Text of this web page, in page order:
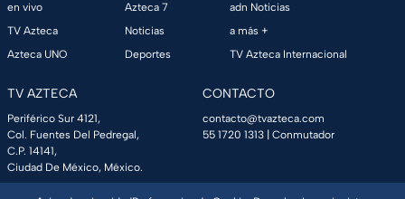
en vivo
TV Azteca
Azteca UNO
Azteca 7
Noticias
Deportes
adn Noticias
a más +
TV Azteca Internacional
TV AZTECA
Periférico Sur 4121,
Col. Fuentes Del Pedregal,
C.P. 14141,
Ciudad De México, México.
CONTACTO
contacto@tvazteca.com
55 1720 1313 | Conmutador